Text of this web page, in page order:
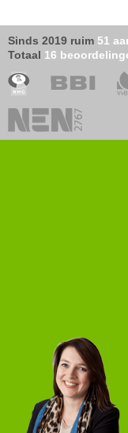
Sinds 2019 ruim 51
Totaal 16